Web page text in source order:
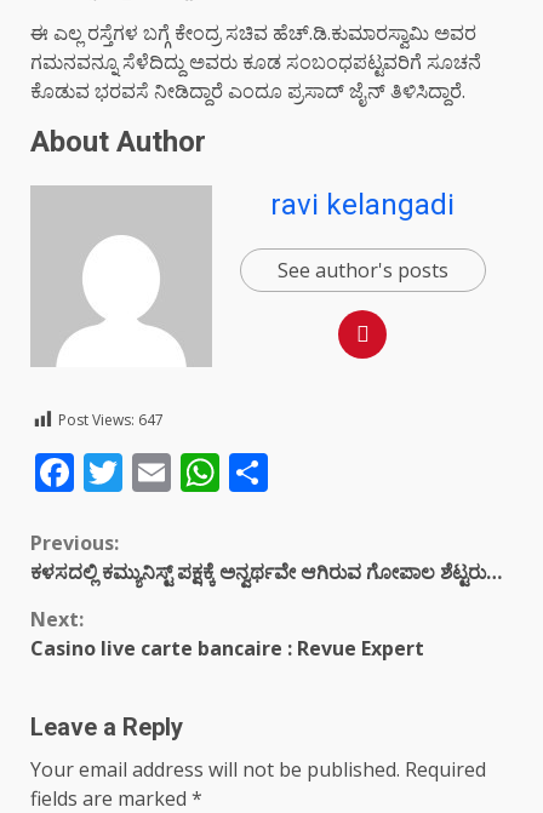
ಈ ಎಲ್ಲ ರಸ್ತೆಗಳ ಬಗ್ಗೆ ಕೇಂದ್ರ ಸಚಿವ ಹೆಚ್.ಡಿ.ಕುಮಾರಸ್ವಾಮಿ ಅವರ
ಗಮನವನ್ನೂ ಸೆಳೆದಿದ್ದು ಅವರು ಕೂಡ ಸಂಬಂಧಪಟ್ಟವರಿಗೆ ಸೂಚನೆ
ಕೊಡುವ ಭರವಸೆ ನೀಡಿದ್ದಾರೆ ಎಂದೂ ಪ್ರಸಾದ್ ಜೈನ್ ತಿಳಿಸಿದ್ದಾರೆ.
About Author
ravi kelangadi
See author's posts
Post Views: 647
Facebook
Twitter
EmailWhatsApp
Continue
Reading
Previous:
ಕಳಸದಲ್ಲಿ ಕಮ್ಯುನಿಸ್ಟ್ ಪಕ್ಷಕ್ಕೆ ಅನ್ವರ್ಥವೇ ಆಗಿರುವ ಗೋಪಾಲ ಶೆಟ್ಟರು…
Next:
Casino live carte bancaire : Revue Expert
Leave a Reply
Your email address will not be published. Required
fields are marked *